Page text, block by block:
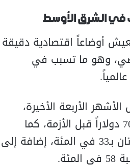
في الشرق الأوسط
أوضاعاً اقتصادية دقيقة
وهو ما تسبب في
46 في المئة خلال الأشهر الأربعة الأخيرة،
بمتوسط بلغ 102 دولار للبرميل بعدما كانت في حدود 70 دولاراً قبل الأزمة، كما
ارتفعت أسعار الغازوال بحوالي 70 في المئة، وغاز البوتان بـ33 في المئة، إضافة إلى